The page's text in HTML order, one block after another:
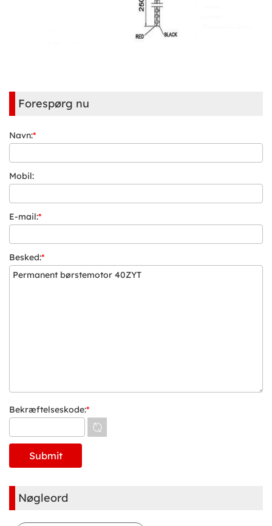
Forespørg nu
Navn:*
Mobil:
E-mail:*
Besked:*
Bekræftelseskode:*
Nøgleord